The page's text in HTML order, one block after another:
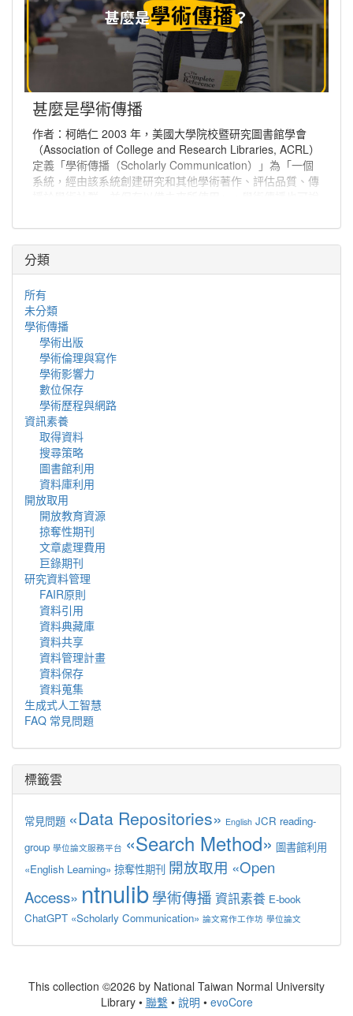
甚麼是學術傳播
作者：柯皓仁 2003 年，美國大學院校暨研究圖書館學會
（Association of College and Research Libraries, ACRL）
定義「學術傳播（Scholarly Communication）」為「一個
系統，經由該系統創建研究和其他學術著作、評估品質、傳
或更多人能取得的程序。
分類
所有
未分類
學術傳播
學術出版
學術倫理與寫作
學術影響力
數位保存
學術歷程與網路
資訊素養
取得資料
搜尋策略
圖書館利用
資料庫利用
開放取用
開放教育資源
掠奪性期刊
文章處理費用
巨錄期刊
研究資料管理
FAIR原則
資料引用
資料典藏庫
資料共享
資料管理計畫
資料保存
資料蒐集
生成式人工智慧
FAQ 常見問題
標籤雲
常見問題 «Data Repositories» English JCR reading-
group 學位論文服務平台 «Search Method» 圖書館利用
«English Learning» 掠奪性期刊 開放取用 «Open
Access» ntnulib學術傳播 資訊素養 E-book
ChatGPT «Scholarly Communication» 論文寫作工作坊 學位論文
This collection ©2026 by National Taiwan Normal University
Library • 聯繫• 說明 • evoCore